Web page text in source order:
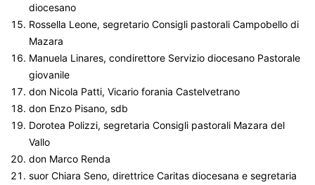
diocesano
Rossella Leone, segretario Consigli pastorali Campobello di
Mazara
Manuela Linares, condirettore Servizio diocesano Pastorale
giovanile
don Nicola Patti, Vicario forania Castelvetrano
don Enzo Pisano, sdb
Dorotea Polizzi, segretaria Consigli pastorali Mazara del
Vallo
don Marco Renda
suor Chiara Seno, direttrice Caritas diocesana e segretaria